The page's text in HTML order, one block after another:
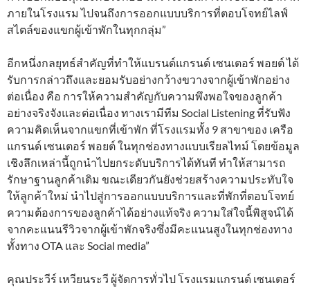
ภายในโรงแรม ไปจนถึงการออกแบบบริการที่ตอบโจทย์ไลฟ์
สไตล์ของแขกผู้เข้าพักในทุกกลุ่ม”
อีกหนึ่งกลยุทธ์สำคัญที่ทำให้แบรนด์แกรนด์ เซนเตอร์ พอยต์ ได้
รับการกล่าวถึงและยอมรับอย่างกว้างขวางจากผู้เข้าพักอย่าง
ต่อเนื่อง คือ การให้ความสำคัญกับความพึงพอใจของลูกค้า
อย่างจริงจังและต่อเนื่อง ทางเรามีทีม Social Listening ที่รับฟัง
ความคิดเห็นจากแขกที่เข้าพัก ที่โรงแรมทั้ง 9 สาขาของ เครือ
แกรนด์ เซนเตอร์ พอยต์ ในทุกช่องทางแบบเรียลไทม์ โดยข้อมูล
เชิงลึกเหล่านี้ถูกนำไปยกระดับบริการได้ทันที ทำให้สามารถ
รักษาฐานลูกค้าเดิม ขณะเดียวกันยังช่วยสร้างความประทับใจ
ให้ลูกค้าใหม่ นำไปสู่การออกแบบบริการและที่พักที่ตอบโจทย์
ความต้องการของลูกค้าได้อย่างแท้จริง ความใส่ใจนี้พิสูจน์ได้
จากคะแนนรีวิวจากผู้เข้าพักจริงซึ่งมีคะแนนสูงในทุกช่องทาง
ทั้งทาง OTA และ Social media”
คุณประวีร์ เหวียนระวี ผู้จัดการทั่วไป โรงแรมแกรนด์ เซนเตอร์